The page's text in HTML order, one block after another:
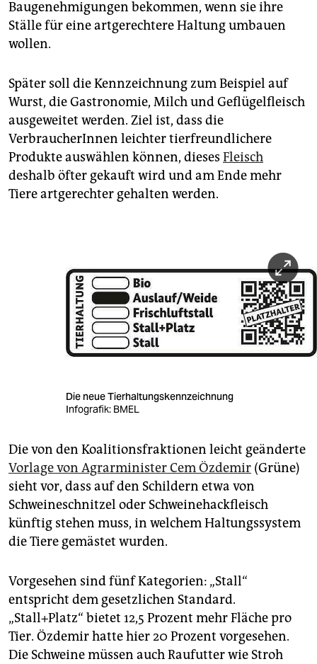
Baugenehmigungen bekommen, wenn sie ihre
Ställe für eine artgerechtere Haltung umbauen
wollen.
Später soll die Kennzeichnung zum Beispiel auf
Wurst, die Gastronomie, Milch und Geflügelfleisch
ausgeweitet werden. Ziel ist, dass die
VerbraucherInnen leichter tierfreundlichere
Produkte auswählen können, dieses Fleisch
deshalb öfter gekauft wird und am Ende mehr
Tiere artgerechter gehalten werden.
Die neue Tierhaltungskennzeichnung
Infografik: BMEL
Die von den Koalitionsfraktionen leicht geänderte
Vorlage von Agrarminister Cem Özdemir (Grüne)
sieht vor, dass auf den Schildern etwa von
Schweineschnitzel oder Schweinehackfleisch
künftig stehen muss, in welchem Haltungssystem
die Tiere gemästet wurden.
Vorgesehen sind fünf Kategorien: „Stall“
entspricht dem gesetzlichen Standard.
„Stall+Platz“ bietet 12,5 Prozent mehr Fläche pro
Tier. Özdemir hatte hier 20 Prozent vorgesehen.
Die Schweine müssen auch Raufutter wie Stroh